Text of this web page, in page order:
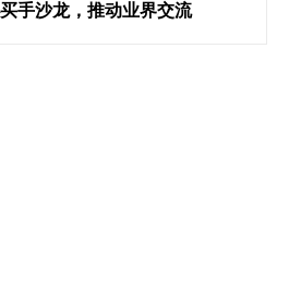
手沙龙，推动业界交流